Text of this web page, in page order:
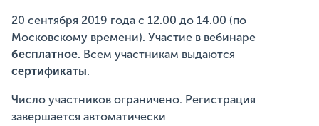
20 сентября 2019 года с 12.00 до 14.00 (по
Московскому времени). Участие в вебинаре
бесплатное. Всем участникам выдаются
сертификаты.
Число участников ограничено. Регистрация
завершается автоматически